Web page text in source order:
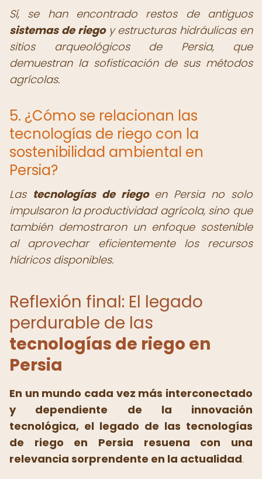
Sí, se han encontrado restos de antiguos
sistemas de riegoy estructuras hidráulicas en
sitios arqueológicos de Persia, que
demuestran la sofisticación de sus métodos
agrícolas.
5. ¿Cómo se relacionan las
tecnologías de riego con la
sostenibilidad ambiental en
Persia?
Las tecnologías de riegoen Persia no solo
impulsaron la productividad agrícola, sino que
también demostraron un enfoque sostenible
al aprovechar eficientemente los recursos
hídricos disponibles.
Reflexión final: El legado
perdurable de las
tecnologías de riego en
Persia
En un mundo cada vez más interconectado
y dependiente de la innovación
tecnológica, el legado de las tecnologías
de riego en Persia resuena con una
relevancia sorprendente en la actualidad.